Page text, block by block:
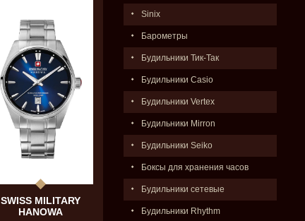
Sinix
Барометры
Будильники Тик-Так
Будильники Casio
Будильники Vertex
Будильники Mirron
Будильники Seiko
Боксы для хранения часов
Будильники сетевые
Будильники Rhythm
SWISS MILITARY
HANOWA